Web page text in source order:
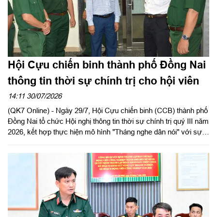
Hội Cựu chiến binh thành phố Đồng Nai
thông tin thời sự chính trị cho hội viên
14:11 30/07/2026
(QK7 Online) - Ngày 29/7, Hội Cựu chiến binh (CCB) thành phố
Đồng Nai tổ chức Hội nghị thông tin thời sự chính trị quý III năm
2026, kết hợp thực hiện mô hình "Tháng nghe dân nói" với sự
địa bàn.